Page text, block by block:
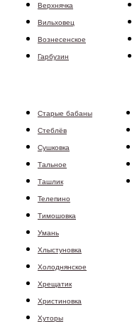
Верхнячка
Вильховец
Вознесенское
Гарбузин
Старые бабаны
Стеблёв
Сушковка
Тальное
Ташлик
Телепино
Тимошовка
Умань
Хлыстуновка
Холоднянское
Хрещатик
Христиновка
Хуторы